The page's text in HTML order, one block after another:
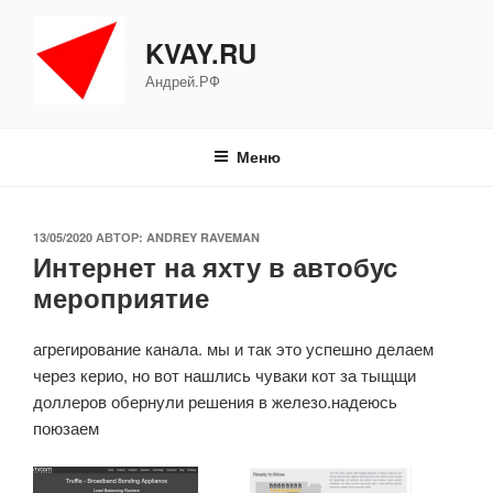
содержимому
KVAY.RU
Андрей.РФ
Меню
ОПУБЛИКОВАНО
13/05/2020 АВТОР: ANDREY RAVEMAN
Интернет на яхту в автобус
мероприятие
агрегирование канала. мы и так это успешно делаем
через керио, но вот нашлись чуваки кот за тыщщи
доллеров обернули решения в железо.надеюсь
поюзаем